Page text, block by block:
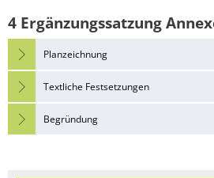
4 Ergänzungssatzung
Planzeichnung
Textliche Festsetzungen
Begründung